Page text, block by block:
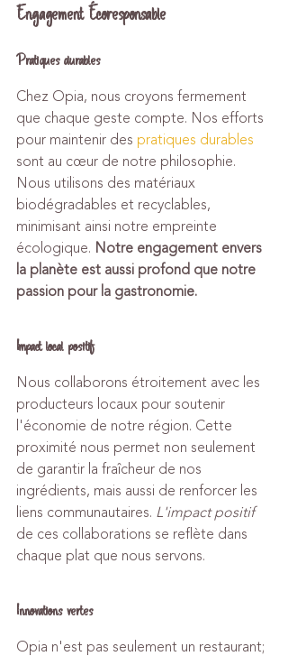
Engagement Écoresponsable
Pratiques durables
Chez Opia, nous croyons fermement
que chaque geste compte. Nos efforts
pour maintenir des pratiques durables
sont au cœur de notre philosophie.
Nous utilisons des matériaux
biodégradables et recyclables,
minimisant ainsi notre empreinte
écologique. Notre engagement envers
la planète est aussi profond que notre
passion pour la gastronomie.
Impact local positif
Nous collaborons étroitement avec les
producteurs locaux pour soutenir
l'économie de notre région. Cette
proximité nous permet non seulement
de garantir la fraîcheur de nos
ingrédients, mais aussi de renforcer les
liens communautaires. L'impact positif
de ces collaborations se reflète dans
chaque plat que nous servons.
Innovations vertes
Opia n'est pas seulement un restaurant;